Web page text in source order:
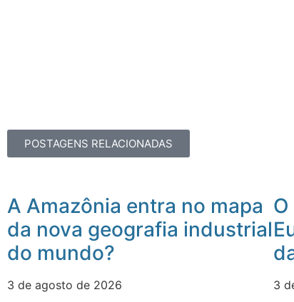
POSTAGENS RELACIONADAS
A Amazônia entra no mapa
da nova geografia industrial
do mundo?
3 de agosto de 2026 3